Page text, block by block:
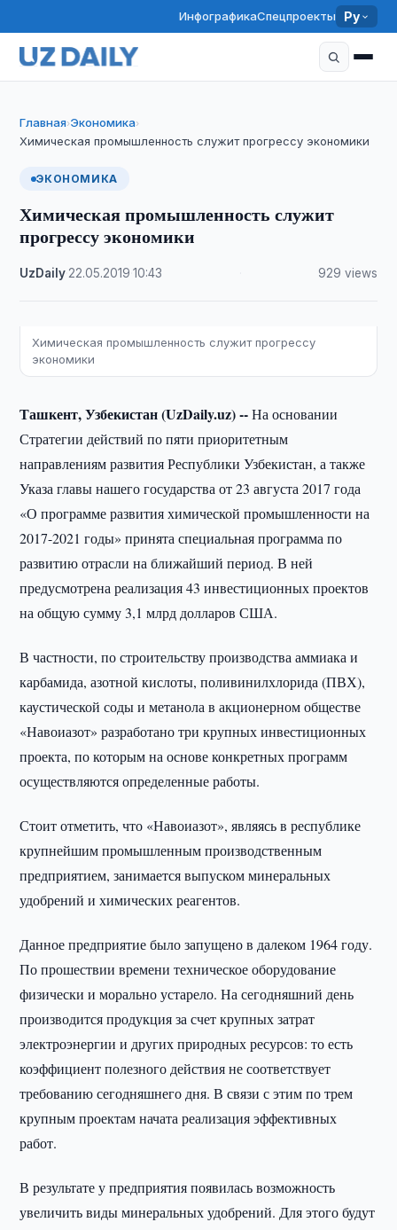
ИнфографикаСпецпроекты Ру
Главная›Экономика›
Химическая промышленность служит прогрессу экономики
ЭКОНОМИКА
Химическая промышленность служит
прогрессу экономики
UzDaily 22.05.2019 ·10:43 929 views
Химическая промышленность служит прогрессу
экономики
Ташкент, Узбекистан (UzDaily.uz) --На основании
Стратегии действий по пяти приоритетным
направлениям развития Республики Узбекистан, а также
Указа главы нашего государства от 23 августа 2017 года
«О программе развития химической промышленности на
2017-2021 годы» принята специальная программа по
развитию отрасли на ближайший период. В ней
предусмотрена реализация 43 инвестиционных проектов
на общую сумму 3,1 млрд долларов США.
В частности, по строительству производства аммиака и
карбамида, азотной кислоты, поливинилхлорида (ПВХ),
каустической соды и метанола в акционерном обществе
«Навоиазот» разработано три крупных инвестиционных
проекта, по которым на основе конкретных программ
осуществляются определенные работы.
Стоит отметить, что «Навоиазот», являясь в республике
крупнейшим промышленным производственным
предприятием, занимается выпуском минеральных
удобрений и химических реагентов.
Данное предприятие было запущено в далеком 1964 году.
По прошествии времени техническое оборудование
физически и морально устарело. На сегодняшний день
производится продукция за счет крупных затрат
электроэнергии и других природных ресурсов: то есть
коэффициент полезного действия не соответствует
требованию сегодняшнего дня. В связи с этим по трем
крупным проектам начата реализация эффективных
работ.
В результате у предприятия появилась возможность
увеличить виды минеральных удобрений. Для этого будут